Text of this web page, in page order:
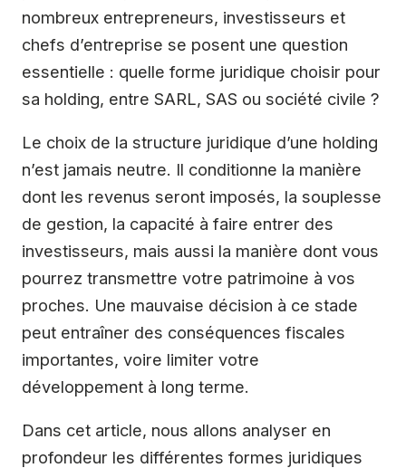
nombreux entrepreneurs, investisseurs et
chefs d’entreprise se posent une question
essentielle : quelle forme juridique choisir pour
sa holding, entre SARL, SAS ou société civile ?
Le choix de la structure juridique d’une holding
n’est jamais neutre. Il conditionne la manière
dont les revenus seront imposés, la souplesse
de gestion, la capacité à faire entrer des
investisseurs, mais aussi la manière dont vous
pourrez transmettre votre patrimoine à vos
proches. Une mauvaise décision à ce stade
peut entraîner des conséquences fiscales
importantes, voire limiter votre
développement à long terme.
Dans cet article, nous allons analyser en
profondeur les différentes formes juridiques